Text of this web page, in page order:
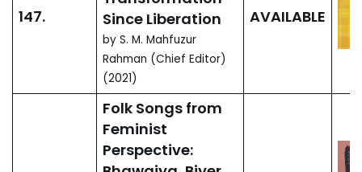
149.
বঙ্গবন্ধু স্মারক বক্তৃতামালা
২০১৪-২০২১by এস এম
মাহফুজুর রহমান, সম্পাদক (2021)
AVAILABLE